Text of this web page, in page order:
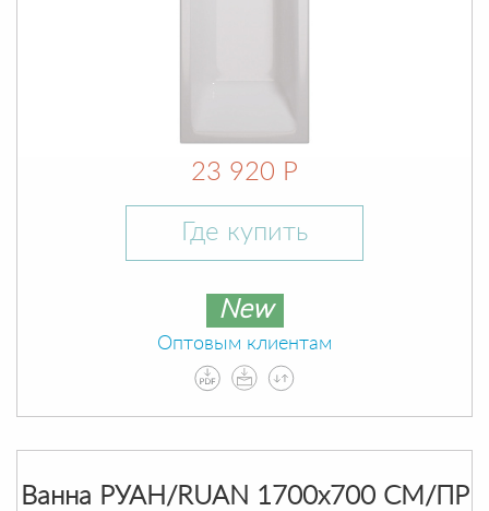
23 920 Р
Где купить
New
Оптовым клиентам
Ванна РУАН/RUAN 1700х700 СМ/ПР